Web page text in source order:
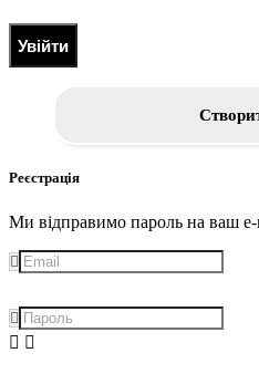
Увійти
Реєстрація
Ми відправимо пароль на ваш e-